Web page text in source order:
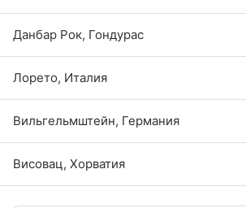
Данбар Рок, Гондурас
Лорето, Италия
Вильгельмштейн, Германия
Висовац, Хорватия